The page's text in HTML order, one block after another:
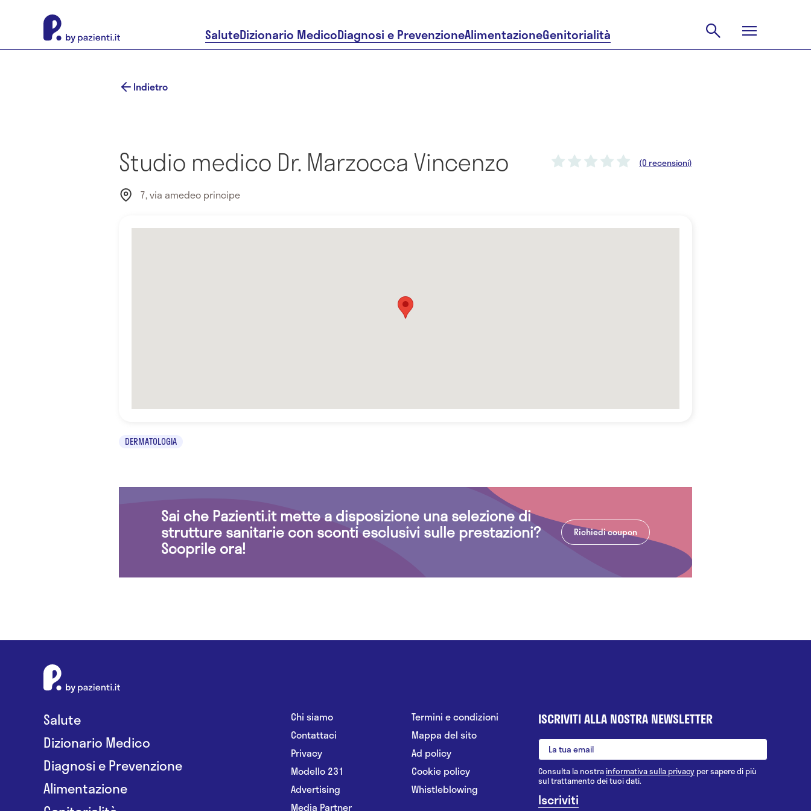
SaluteDizionario MedicoDiagnosi e PrevenzioneAlimentazioneGenitorialità
Indietro
Studio medico Dr. Marzocca Vincenzo (0 recensioni)
7, via amedeo principe
DERMATOLOGIA
Sai che Pazienti.it mette a disposizione una selezione di
strutture sanitarie con sconti esclusivi sulle prestazioni?
Scoprile ora!
Richiedi coupon
Salute
Dizionario Medico
Diagnosi e Prevenzione
Alimentazione
Chi siamo
Contattaci
Privacy
Modello 231
Advertising
Media Partner
Termini e condizioni
Mappa del sito
Ad policy
Cookie policy
Whistleblowing
ISCRIVITI ALLA NOSTRA NEWSLETTER
Consulta la nostrainformativa sulla privacy per sapere di più
sul trattamento dei tuoi dati.